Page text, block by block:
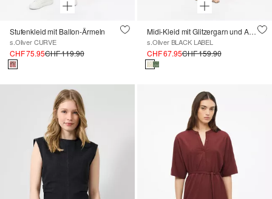
Stufenkleid mit Ballon-Ärmeln
s.Oliver CURVE
CHF 75.95CHF 119.90
Midi-Kleid mit Glitzergarn und Ajourmuster
s.Oliver BLACK LABEL
CHF 67.95CHF 159.90